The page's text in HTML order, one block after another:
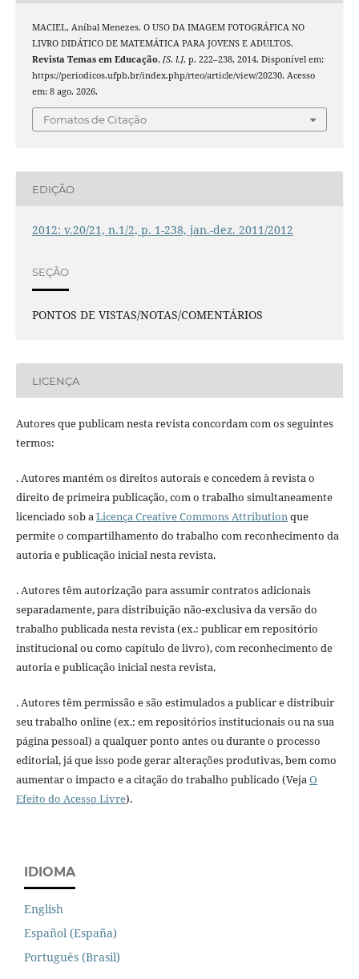
MACIEL, Aníbal Menezes. O USO DA IMAGEM FOTOGRÁFICA NO
LIVRO DIDÁTICO DE MATEMÁTICA PARA JOVENS E ADULTOS.
Revista Temas em Educação, [S. l.], p. 222–238, 2014. Disponível em:
https://periodicos.ufpb.br/index.php/rteo/article/view/20230. Acesso
em: 8 ago. 2026.
Fomatos de Citação
EDIÇÃO
2012: v.20/21, n.1/2, p. 1-238, jan.-dez. 2011/2012
SEÇÃO
PONTOS DE VISTAS/NOTAS/COMENTÁRIOS
LICENÇA
Autores que publicam nesta revista concordam com os seguintes
termos:
. Autores mantém os direitos autorais e concedem à revista o
direito de primeira publicação, com o trabalho simultaneamente
licenciado sob aLicença Creative Commons Attributionque
permite o compartilhamento do trabalho com reconhecimento da
autoria e publicação inicial nesta revista.
. Autores têm autorização para assumir contratos adicionais
separadamente, para distribuição não-exclusiva da versão do
trabalho publicada nesta revista (ex.: publicar em repositório
institucional ou como capítulo de livro), com reconhecimento de
autoria e publicação inicial nesta revista.
. Autores têm permissão e são estimulados a publicar e distribuir
seu trabalho online (ex.: em repositórios institucionais ou na sua
página pessoal) a qualquer ponto antes ou durante o processo
editorial, já que isso pode gerar alterações produtivas, bem como
aumentar o impacto e a citação do trabalho publicado (VejaO
Efeito do Acesso Livre).
IDIOMA
English
Español (España)
Português (Brasil)